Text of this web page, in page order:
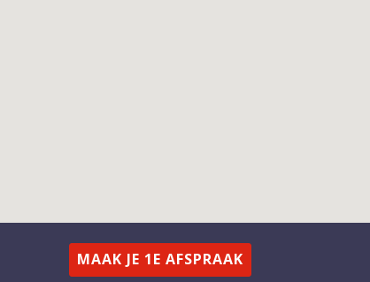
MAAK JE 1E AFSPRAAK